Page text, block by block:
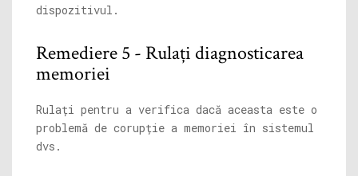
dispozitivul.
Remediere 5 - Rulați diagnosticarea
memoriei
Rulați pentru a verifica dacă aceasta este o
problemă de corupție a memoriei în sistemul
dvs.